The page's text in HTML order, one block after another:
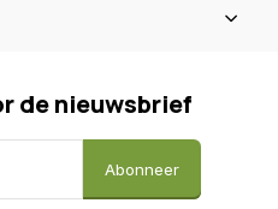
de nieuwsbrief
Abonneer